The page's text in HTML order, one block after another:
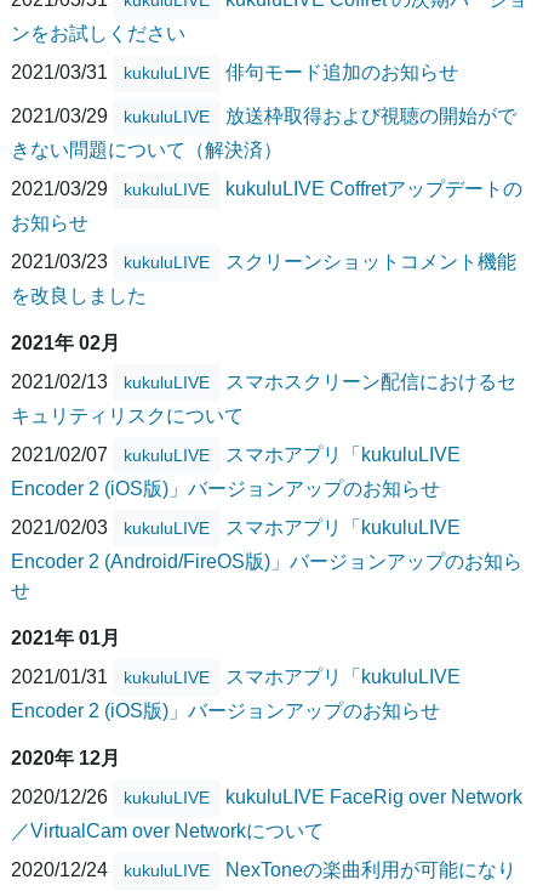
ンをお試しください
2021/03/31
kukuluLIVE 俳句モード追加のお知らせ
2021/03/29 kukuluLIVE
放送枠取得および視聴の開始がで
きない問題について（解決済）
2021/03/29
kukuluLIVE
kukuluLIVE Coffretアップデートの
お知らせ
2021/03/23
kukuluLIVE
スクリーンショットコメント機能
を改良しました
2021年 02月
2021/02/13
kukuluLIVE
スマホスクリーン配信におけるセ
キュリティリスクについて
2021/02/07
kukuluLIVE
スマホアプリ「kukuluLIVE
Encoder 2 (iOS版)」バージョンアップのお知らせ
2021/02/03
kukuluLIVE
スマホアプリ「kukuluLIVE
Encoder 2 (Android/FireOS版)」バージョンアップのお知ら
せ
2021年 01月
2021/01/31
kukuluLIVE
スマホアプリ「kukuluLIVE
Encoder 2 (iOS版)」バージョンアップのお知らせ
2020年 12月
2020/12/26
kukuluLIVE
kukuluLIVE FaceRig over Network
／VirtualCam over Networkについて
2020/12/24
kukuluLIVE
NexToneの楽曲利用が可能になり